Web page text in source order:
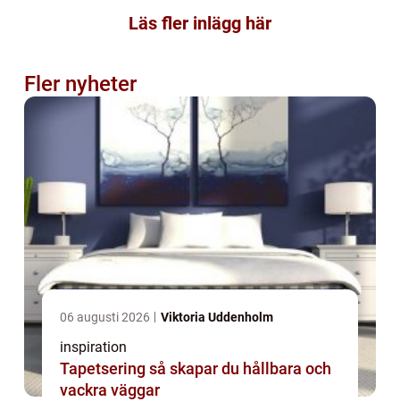
Läs fler inlägg här
Fler nyheter
06 augusti 2026 Viktoria Uddenholm
inspiration
Tapetsering så skapar du hållbara och
vackra väggar